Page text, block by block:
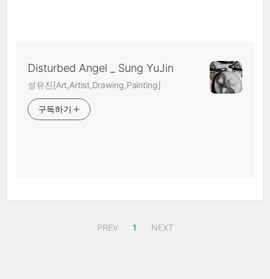
Disturbed Angel _ Sung YuJin
성유진[Art,Artist,Drawing,Painting]
구독하기
PREV 1 NEXT